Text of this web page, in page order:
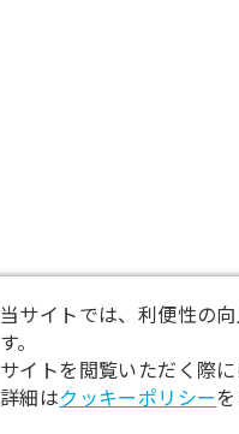
当サイトでは、利便性の
す。
サイトを閲覧いただく際
詳細はクッキーポリシー